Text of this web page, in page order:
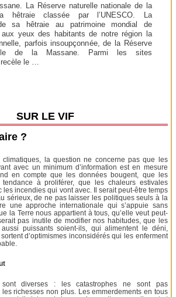
La Réserve naturelle nationale de la
hêtraie classée par l’UNESCO. La
sa hêtraie au patrimoine mondial de
aux yeux des habitants de notre région la
parfois insoupçonnée, de la Réserve
de la Massane. Parmi les sites
le …
SUR LE VIF
?
climatiques, la question ne concerne pas que les
avec un minimum d’information est en mesure
en compte que les données bougent, que les
tendance à proliférer, que les chaleurs estivales
les incendies qui vont avec. Il serait peut-être temps
sérieux, de ne pas laisser les politiques seuls à la
une approche internationale qui s’appuie sans
la Terre nous appartient à tous, qu’elle veut peut-
pas inutile de modifier nos habitudes, que les
puissants soient-ils, qui alimentent le déni,
d’optimismes inconsidérés qui les enferment
sont diverses : les catastrophes ne sont pas
richesses non plus. Les emmerdements en tous